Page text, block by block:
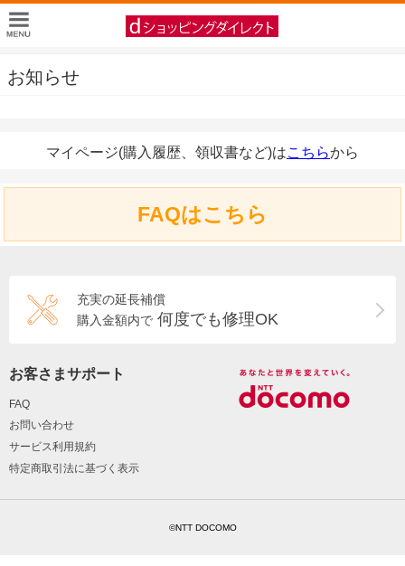
お知らせ
マイページ(購入履歴、領収書など)はこちらから
FAQはこちら
充実の延長補償
購入金額内で 何度でも修理OK
お客さまサポート
FAQ
お問い合わせ
サービス利用規約
特定商取引法に基づく表示
©NTT DOCOMO